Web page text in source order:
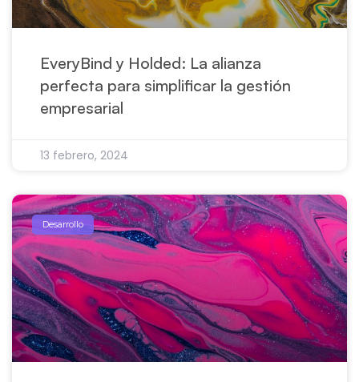
EveryBind y Holded: La alianza
perfecta para simplificar la gestión
empresarial
13 febrero, 2024
Desarrollo